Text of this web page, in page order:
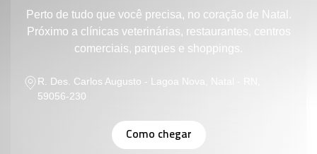
Perto de tudo que você precisa, no coração de Natal.
Próximo a clínicas veterinárias, restaurantes, centros
comerciais, parques e shoppings.
R. Des. Carlos Augusto - Lagoa Nova, Natal - RN,
59056-230
Como chegar